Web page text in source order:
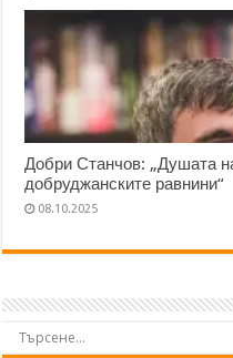
Добри Станчов: „Душата
добруджанските равнини“
08.10.2025